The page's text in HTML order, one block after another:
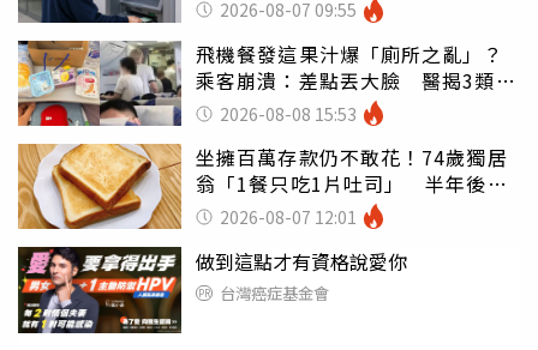
2026-08-07 09:55
飛機餐發這果汁爆「廁所之亂」？
乘客崩潰：差點丟大臉 醫揭3類人
別亂喝
2026-08-08 15:53
坐擁百萬存款仍不敢花！74歲獨居
翁「1餐只吃1片吐司」 半年後暴
瘦嚇壞女兒
2026-08-07 12:01
做到這點才有資格說愛你
台灣癌症基金會